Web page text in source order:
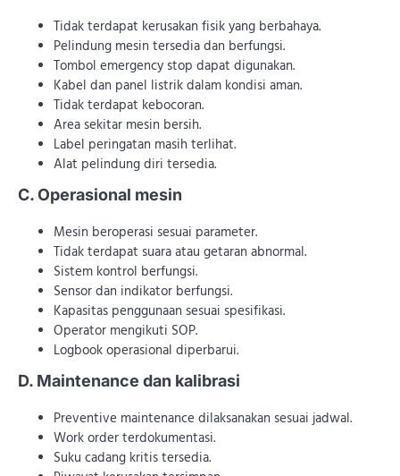
Tidak terdapat kerusakan fisik yang berbahaya.
Pelindung mesin tersedia dan berfungsi.
Tombol emergency stop dapat digunakan.
Kabel dan panel listrik dalam kondisi aman.
Tidak terdapat kebocoran.
Area sekitar mesin bersih.
Label peringatan masih terlihat.
Alat pelindung diri tersedia.
C. Operasional mesin
Mesin beroperasi sesuai parameter.
Tidak terdapat suara atau getaran abnormal.
Sistem kontrol berfungsi.
Sensor dan indikator berfungsi.
Kapasitas penggunaan sesuai spesifikasi.
Operator mengikuti SOP.
Logbook operasional diperbarui.
D. Maintenance dan kalibrasi
Preventive maintenance dilaksanakan sesuai jadwal.
Work order terdokumentasi.
Suku cadang kritis tersedia.